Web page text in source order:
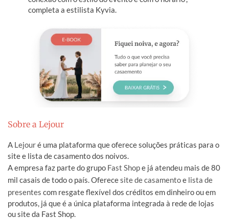
completa a estilista Kyvia.
Sobre a Lejour
A Lejouré uma plataforma que oferece soluções práticas para o
site e lista de casamento dos noivos.
A empresa faz parte do grupo Fast Shope já atendeu mais de 80
mil casais de todo o país. Oferecesite de casamentoe lista de
presentes com resgate flexível dos créditos em dinheiro ou em
produtos, já que é a única plataforma integrada à rede de lojas
ou site da Fast Shop.